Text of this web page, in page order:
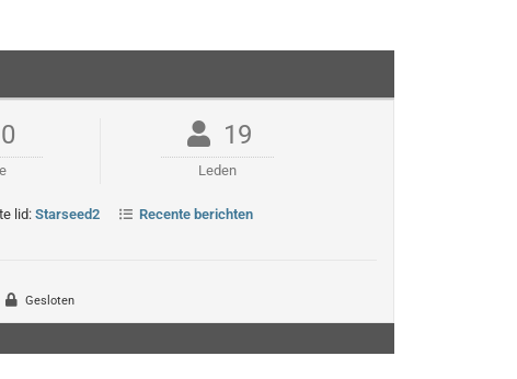
0 19
Leden
lid:Starseed2
Recente berichten
Gesloten